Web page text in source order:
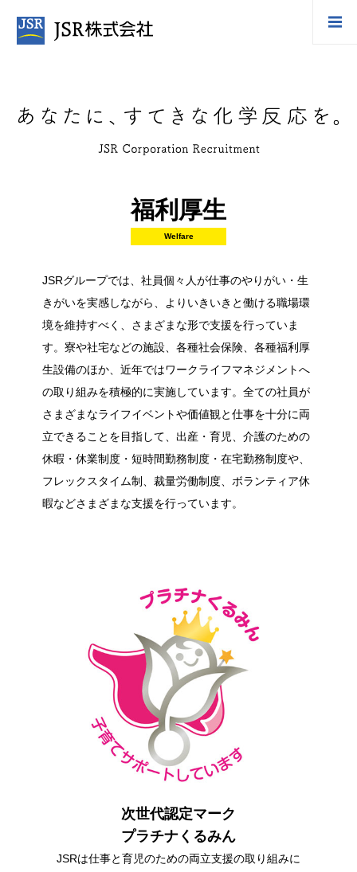
福利厚生
Welfare
JSRグループでは、社員個々人が仕事のやりがい・生
きがいを実感しながら、よりいきいきと働ける職場環
境を維持すべく、さまざまな形で支援を行っていま
す。寮や社宅などの施設、各種社会保険、各種福利厚
生設備のほか、近年ではワークライフマネジメントへ
の取り組みを積極的に実施しています。全ての社員が
さまざまなライフイベントや価値観と仕事を十分に両
立できることを目指して、出産・育児、介護のための
休暇・休業制度・短時間勤務制度・在宅勤務制度や、
フレックスタイム制、裁量労働制度、ボランティア休
暇などさまざまな支援を行っています。
次世代認定マーク
プラチナくるみん
JSRは仕事と育児のための両立支援の取り組みに